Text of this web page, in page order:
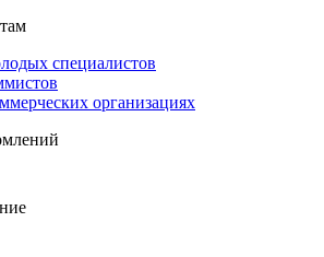
специалистов
организациях